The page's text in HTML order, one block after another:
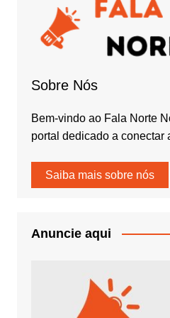
Sobre Nós
Bem-vindo ao Fala Norte
portal dedicado a conectar
Saiba mais sobre nós
Anuncie aqui